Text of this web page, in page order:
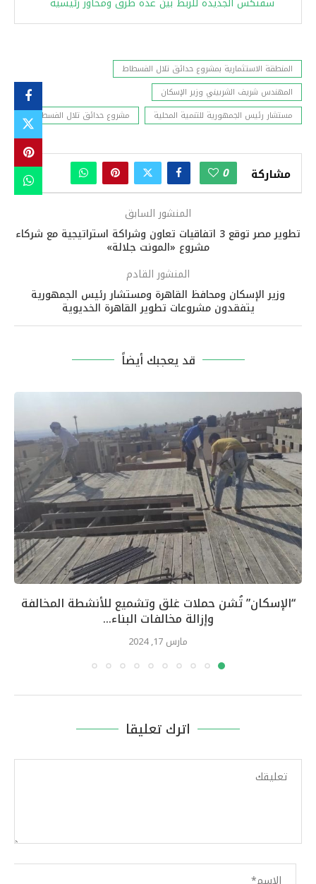
المنطقة الاستثمارية بمشروع حدائق تلال الفسطاط
المهندس شريف الشربيني وزير الإسكان
مستشار رئيس الجمهورية للتنمية المحلية
مشروع حدائق تلال الفسطاط
مشاركة 0
المنشور السابق
تطوير مصر توقع 3 اتفاقيات تعاون وشراكة استراتيجية مع شركاء
مشروع «المونت جلالة»
المنشور القادم
وزير الإسكان ومحافظ القاهرة ومستشار رئيس الجمهورية
يتفقدون مشروعات تطوير القاهرة الخديوية
قد يعجبك أيضاً
“الإسكان” تُشن حملات غلق وتشميع للأنشطة المخالفة
وإزالة مخالفات البناء...
مارس 17, 2024
اترك تعليقا